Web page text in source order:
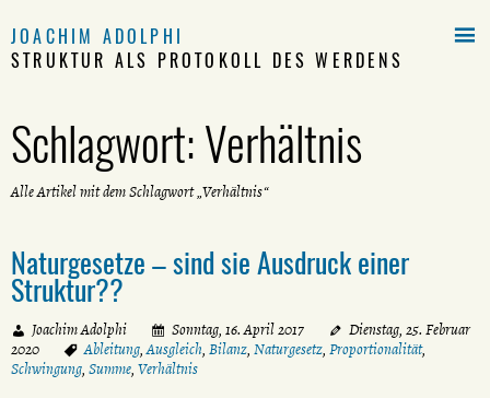
JOACHIM ADOLPHI
STRUKTUR ALS PROTOKOLL DES WERDENS
Schlagwort:Verhältnis
Alle Artikel mit dem Schlagwort „Verhältnis“
Naturgesetze – sind sie Ausdruck einer
Struktur??
Joachim Adolphi Sonntag, 16. April 2017
Dienstag, 25. Februar
2020
Ableitung,Ausgleich, Bilanz, Naturgesetz, Proportionalität,
Schwingung, Summe, Verhältnis
